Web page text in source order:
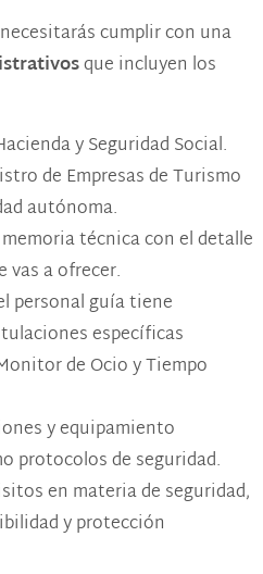
cumplir con una
que incluyen los
y Seguridad Social.
de Empresas de Turismo
autónoma.
técnica con el detalle
vas a ofrecer.
personal guía tiene
específicas
de Ocio y Tiempo
y equipamiento
protocolos de seguridad.
en materia de seguridad,
y protección